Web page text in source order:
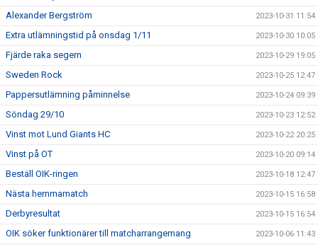
Alexander Bergström 2023-10-31 11:54
Extra utlämningstid på onsdag 1/11 2023-10-30 10:05
Fjärde raka segern 2023-10-29 19:05
Sweden Rock 2023-10-25 12:47
Pappersutlämning påminnelse 2023-10-24 09:39
Söndag 29/10 2023-10-23 12:52
Vinst mot Lund Giants HC 2023-10-22 20:25
Vinst på OT 2023-10-20 09:14
Beställ OIK-ringen 2023-10-18 12:47
Nästa hemmamatch 2023-10-15 16:58
Derbyresultat 2023-10-15 16:54
OIK söker funktionärer till matcharrangemang 2023-10-06 11:43